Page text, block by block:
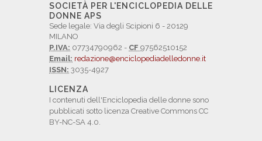
SOCIETÀ PER L'ENCICLOPEDIA DELLE
DONNE APS
Sede legale: Via degli Scipioni 6 - 20129
MILANO
P.IVA: 07734790962 - CF 97562510152
Email: redazione@enciclopediadelledonne.it
ISSN: 3035-4927
LICENZA
I contenuti dell'Enciclopedia delle donne sono
pubblicati sotto licenza Creative Commons CC
BY-NC-SA 4.0.